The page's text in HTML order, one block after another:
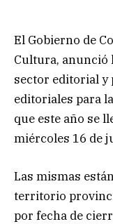
El Gobierno de
Cultura, anunció
sector editorial y
editoriales para
que este año se
miércoles 16 de
Las mismas
territorio
por fecha de